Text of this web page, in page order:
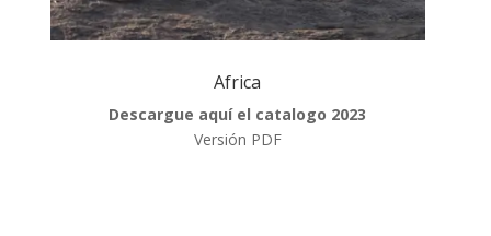
Africa
Descargue aquí el catalogo 2023
Versión PDF